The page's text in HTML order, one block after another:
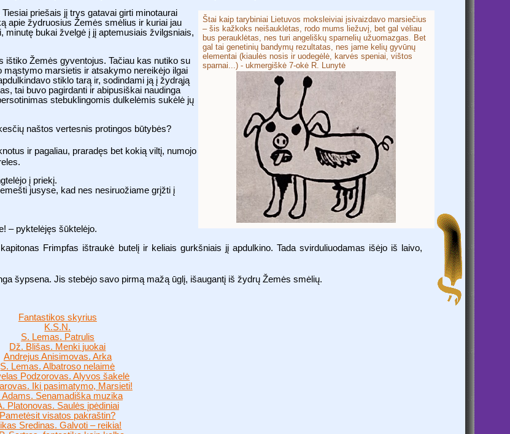
Štai kaip tarybiniai Lietuvos moksleiviai įsivaizdavo marsiečius
– šis kažkoks neišauklėtas, rodo mums liežuvį, bet gal vėliau
bus perauklėtas, nes turi angeliškų sparnelių užuomazgas. Bet
gal tai genetinių bandymų rezultatas, nes jame kelių gyvūnų
elementai (kiaulės nosis ir uodegėlė, karvės speniai, vištos
sparnai...) - ukmergiškė 7-okė R. Lunytė
priešais jį trys gatavai girti minotaurai
apie žydruosius Žemės smėlius ir kuriai jau
bukai žvelgė į jį aptemusiais žvilgsniais,
ištiko Žemės gyventojus. Tačiau kas nutiko su
marsietis ir atsakymo nereikėjo ilgai
stiklo tarą ir, sodindami ją į žydrąją
tai buvo pagirdanti ir abipusiškai naudinga
stebuklingomis dulkelėmis sukėlė jų
naštos vertesnis protingos būtybės?
ir pagaliau, praradęs bet kokią viltį, numojo
į priekį.
jusyse, kad nes nesiruožiame grįžti į
– pyktelėjęs šūktelėjo.
Frimpfas ištraukė butelį ir keliais gurkšniais jį apdulkino. Tada svirduliuodamas išėjo iš laivo,
šypsena. Jis stebėjo savo pirmą mažą ūglį, išaugantį iš žydrų Žemės smėlių.
Fantastikos skyrius
K.S.N.
S. Lemas. Patrulis
Dž. Blišas. Menki juokai
Andrejus Anisimovas. Arka
S. Lemas. Albatroso nelaimė
Podzorovas. Alyvos šakelė
Iki pasimatymo, Marsieti!
Adams. Senamadiška muzika
Platonovas. Saulės įpėdiniai
Pametėsit visatos pakraštin?
Sredinas. Galvoti – reikia!